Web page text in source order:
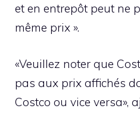
et en entrepôt peut ne
même prix ».
«Veuillez noter que
pas aux prix affichés
Costco ou vice versa»,